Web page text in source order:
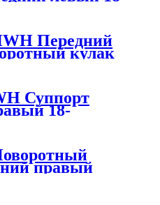
Передний
кулак
2007, GMC
Суппорт
18-
150 2012-2020,
правый
Frontier
Pathfinder